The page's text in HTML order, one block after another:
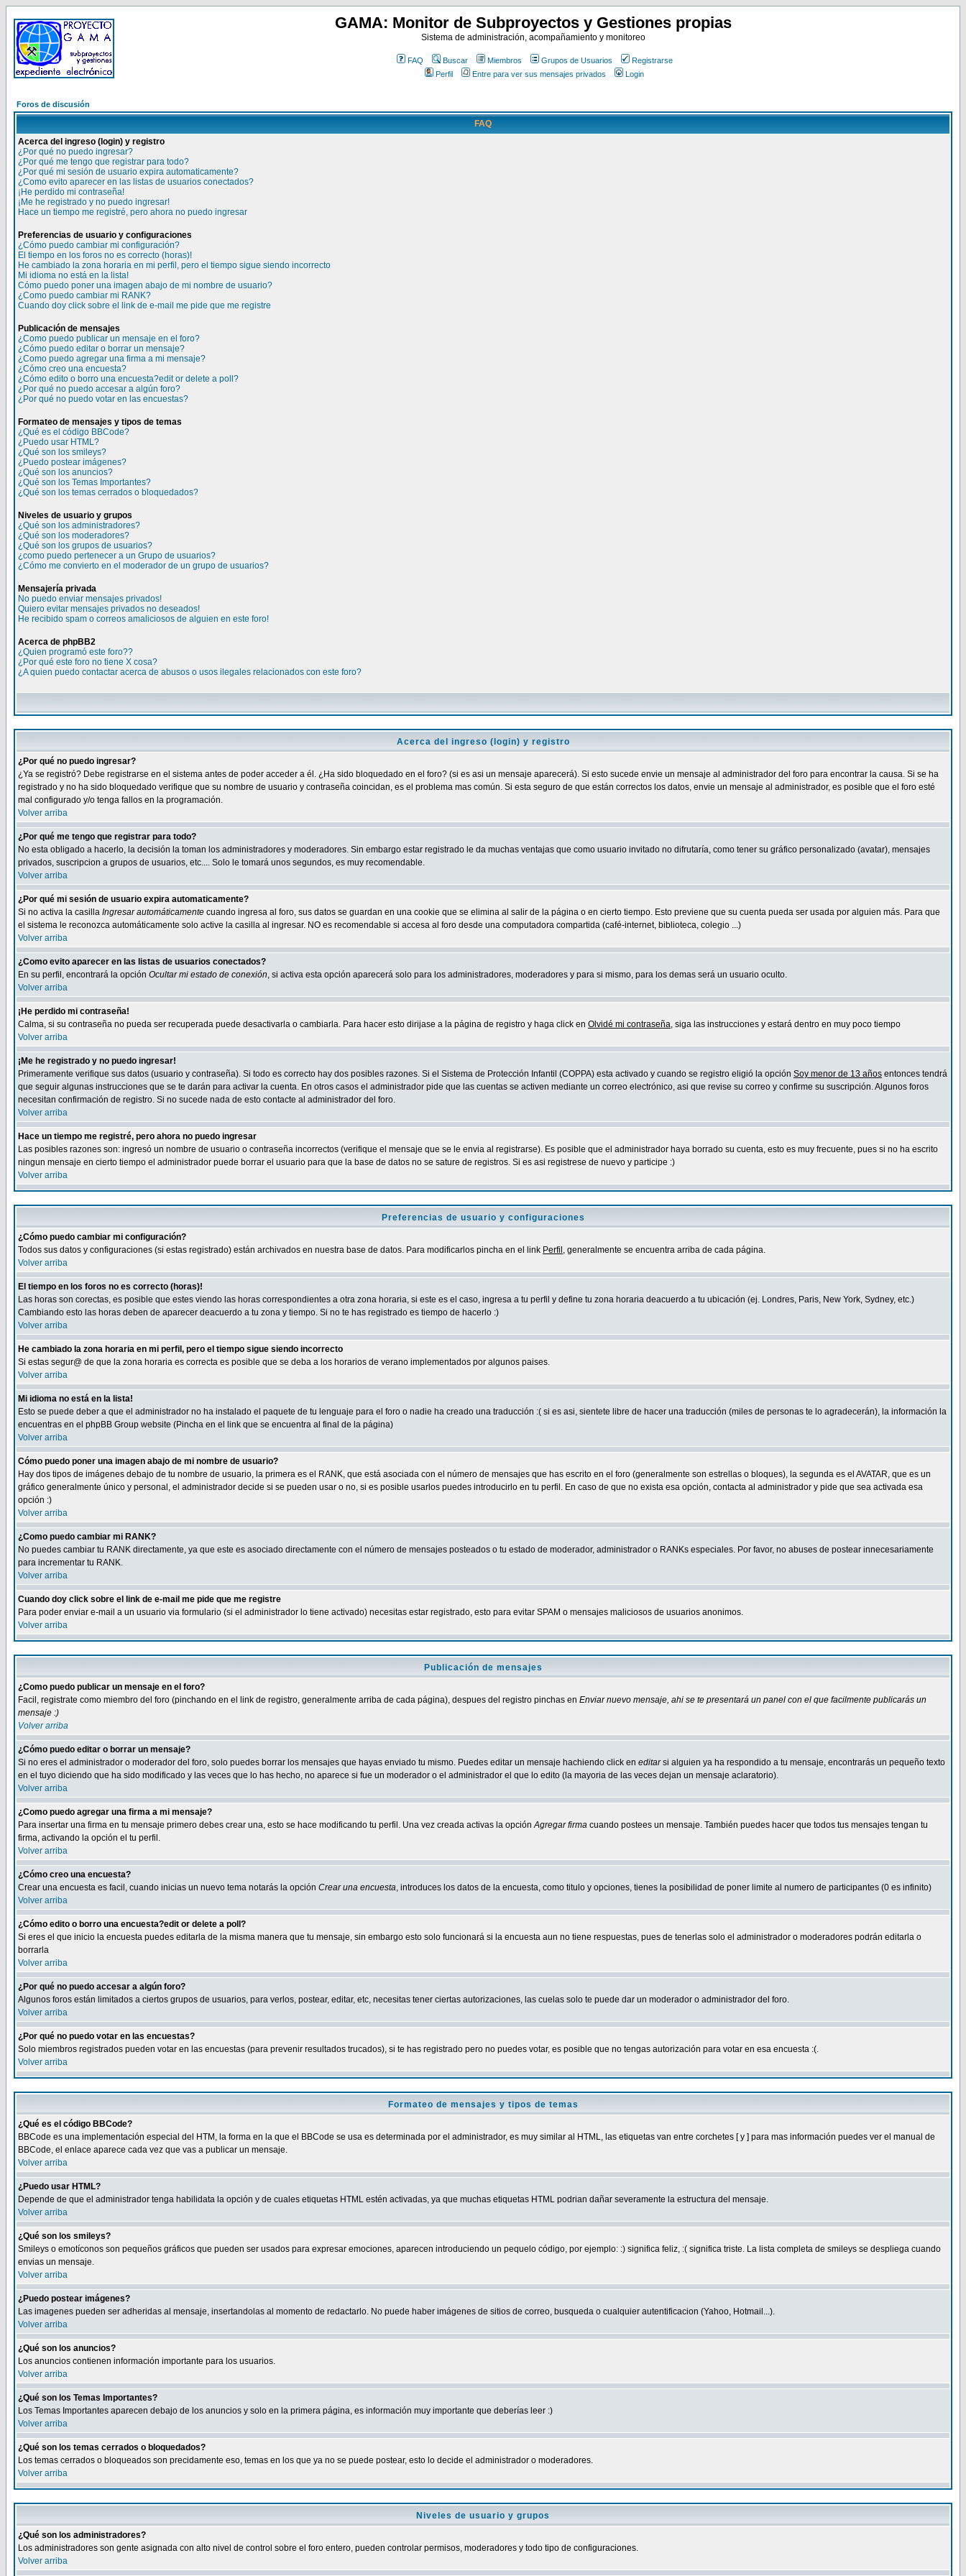
GAMA: Monitor de Subproyectos y Gestiones propias
Sistema de administración, acompañamiento y monitoreo
FAQ Buscar Miembros Grupos de Usuarios
Registrarse
Perfil
Entre para ver sus mensajes privados Login
Foros de discusión
FAQ
Acerca del ingreso (login) y registro
¿Por qué no puedo ingresar?
¿Por qué me tengo que registrar para todo?
¿Por qué mi sesión de usuario expira automaticamente?
¿Como evito aparecer en las listas de usuarios conectados?
¡He perdido mi contraseña!
¡Me he registrado y no puedo ingresar!
Hace un tiempo me registré, pero ahora no puedo ingresar
Preferencias de usuario y configuraciones
¿Cómo puedo cambiar mi configuración?
El tiempo en los foros no es correcto (horas)!
He cambiado la zona horaria en mi perfil, pero el tiempo sigue siendo incorrecto
Mi idioma no está en la lista!
Cómo puedo poner una imagen abajo de mi nombre de usuario?
¿Como puedo cambiar mi RANK?
Cuando doy click sobre el link de e-mail me pide que me registre
Publicación de mensajes
¿Como puedo publicar un mensaje en el foro?
¿Cómo puedo editar o borrar un mensaje?
¿Como puedo agregar una firma a mi mensaje?
¿Cómo creo una encuesta?
¿Cómo edito o borro una encuesta?edit or delete a poll?
¿Por qué no puedo accesar a algún foro?
¿Por qué no puedo votar en las encuestas?
Formateo de mensajes y tipos de temas
¿Qué es el código BBCode?
¿Puedo usar HTML?
¿Qué son los smileys?
¿Puedo postear imágenes?
¿Qué son los anuncios?
¿Qué son los Temas Importantes?
¿Qué son los temas cerrados o bloquedados?
Niveles de usuario y grupos
¿Qué son los administradores?
¿Qué son los moderadores?
¿Qué son los grupos de usuarios?
¿como puedo pertenecer a un Grupo de usuarios?
¿Cómo me convierto en el moderador de un grupo de usuarios?
Mensajería privada
No puedo enviar mensajes privados!
Quiero evitar mensajes privados no deseados!
He recibido spam o correos amaliciosos de alguien en este foro!
Acerca de phpBB2
¿Quien programó este foro??
¿Por qué este foro no tiene X cosa?
¿A quien puedo contactar acerca de abusos o usos ilegales relacionados con este foro?
Acerca del ingreso (login) y registro
¿Por qué no puedo ingresar?
¿Ya se registró? Debe registrarse en el sistema antes de poder acceder a él. ¿Ha sido bloquedado en el foro? (si es asi un mensaje aparecerá). Si esto sucede envie un mensaje al administrador del foro para encontrar la causa. Si se ha
registrado y no ha sido bloquedado verifique que su nombre de usuario y contraseña coincidan, es el problema mas común. Si esta seguro de que están correctos los datos, envie un mensaje al administrador, es posible que el foro esté
mal configurado y/o tenga fallos en la programación.
Volver arriba
¿Por qué me tengo que registrar para todo?
No esta obligado a hacerlo, la decisión la toman los administradores y moderadores. Sin embargo estar registrado le da muchas ventajas que como usuario invitado no difrutaría, como tener su gráfico personalizado (avatar), mensajes
privados, suscripcion a grupos de usuarios, etc.... Solo le tomará unos segundos, es muy recomendable.
Volver arriba
¿Por qué mi sesión de usuario expira automaticamente?
Si no activa la casilla Ingresar automáticamente cuando ingresa al foro, sus datos se guardan en una cookie que se elimina al salir de la página o en cierto tiempo. Esto previene que su cuenta pueda ser usada por alguien más. Para que
el sistema le reconozca automáticamente solo active la casilla al ingresar. NO es recomendable si accesa al foro desde una computadora compartida (café-internet, biblioteca, colegio ...)
Volver arriba
¿Como evito aparecer en las listas de usuarios conectados?
En su perfil, encontrará la opción Ocultar mi estado de conexión, si activa esta opción aparecerá solo para los administradores, moderadores y para si mismo, para los demas será un usuario oculto.
Volver arriba
¡He perdido mi contraseña!
Calma, si su contraseña no pueda ser recuperada puede desactivarla o cambiarla. Para hacer esto dirijase a la página de registro y haga click en Olvidé mi contraseña, siga las instrucciones y estará dentro en muy poco tiempo
Volver arriba
¡Me he registrado y no puedo ingresar!
Primeramente verifique sus datos (usuario y contraseña). Si todo es correcto hay dos posibles razones. Si el Sistema de Protección Infantil (COPPA) esta activado y cuando se registro eligió la opción Soy menor de 13 años entonces tendrá
que seguir algunas instrucciones que se te darán para activar la cuenta. En otros casos el administrador pide que las cuentas se activen mediante un correo electrónico, asi que revise su correo y confirme su suscripción. Algunos foros
necesitan confirmación de registro. Si no sucede nada de esto contacte al administrador del foro.
Volver arriba
Hace un tiempo me registré, pero ahora no puedo ingresar
Las posibles razones son: ingresó un nombre de usuario o contraseña incorrectos (verifique el mensaje que se le envia al registrarse). Es posible que el administrador haya borrado su cuenta, esto es muy frecuente, pues si no ha escrito
ningun mensaje en cierto tiempo el administrador puede borrar el usuario para que la base de datos no se sature de registros. Si es asi registrese de nuevo y participe :)
Volver arriba
Preferencias de usuario y configuraciones
¿Cómo puedo cambiar mi configuración?
Todos sus datos y configuraciones (si estas registrado) están archivados en nuestra base de datos. Para modificarlos pincha en el link Perfil , generalmente se encuentra arriba de cada página.
Volver arriba
El tiempo en los foros no es correcto (horas)!
Las horas son corectas, es posible que estes viendo las horas correspondientes a otra zona horaria, si este es el caso, ingresa a tu perfil y define tu zona horaria deacuerdo a tu ubicación (ej. Londres, Paris, New York, Sydney, etc.)
Cambiando esto las horas deben de aparecer deacuerdo a tu zona y tiempo. Si no te has registrado es tiempo de hacerlo :)
Volver arriba
He cambiado la zona horaria en mi perfil, pero el tiempo sigue siendo incorrecto
Si estas segur@ de que la zona horaria es correcta es posible que se deba a los horarios de verano implementados por algunos paises.
Volver arriba
Mi idioma no está en la lista!
Esto se puede deber a que el administrador no ha instalado el paquete de tu lenguaje para el foro o nadie ha creado una traducción :( si es asi, sientete libre de hacer una traducción (miles de personas te lo agradecerán), la información la
encuentras en el phpBB Group website (Pincha en el link que se encuentra al final de la página)
Volver arriba
Cómo puedo poner una imagen abajo de mi nombre de usuario?
Hay dos tipos de imágenes debajo de tu nombre de usuario, la primera es el RANK, que está asociada con el número de mensajes que has escrito en el foro (generalmente son estrellas o bloques), la segunda es el AVATAR, que es un
gráfico generalmente único y personal, el administrador decide si se pueden usar o no, si es posible usarlos puedes introducirlo en tu perfil. En caso de que no exista esa opción, contacta al administrador y pide que sea activada esa
opción :)
Volver arriba
¿Como puedo cambiar mi RANK?
No puedes cambiar tu RANK directamente, ya que este es asociado directamente con el número de mensajes posteados o tu estado de moderador, administrador o RANKs especiales. Por favor, no abuses de postear innecesariamente
para incrementar tu RANK.
Volver arriba
Cuando doy click sobre el link de e-mail me pide que me registre
Para poder enviar e-mail a un usuario via formulario (si el administrador lo tiene activado) necesitas estar registrado, esto para evitar SPAM o mensajes maliciosos de usuarios anonimos.
Volver arriba
Publicación de mensajes
¿Como puedo publicar un mensaje en el foro?
Facil, registrate como miembro del foro (pinchando en el link de registro, generalmente arriba de cada página), despues del registro pinchas en Enviar nuevo mensaje, ahi se te presentará un panel con el que facilmente publicarás un
mensaje :)
Volver arriba
¿Cómo puedo editar o borrar un mensaje?
Si no eres el administrador o moderador del foro, solo puedes borrar los mensajes que hayas enviado tu mismo. Puedes editar un mensaje hachiendo click en editarsi alguien ya ha respondido a tu mensaje, encontrarás un pequeño texto
en el tuyo diciendo que ha sido modificado y las veces que lo has hecho, no aparece si fue un moderador o el administrador el que lo edito (la mayoria de las veces dejan un mensaje aclaratorio).
Volver arriba
¿Como puedo agregar una firma a mi mensaje?
Para insertar una firma en tu mensaje primero debes crear una, esto se hace modificando tu perfil. Una vez creada activas la opciónAgregar firma cuando postees un mensaje. También puedes hacer que todos tus mensajes tengan tu
firma, activando la opción el tu perfil.
Volver arriba
¿Cómo creo una encuesta?
Crear una encuesta es facil, cuando inicias un nuevo tema notarás la opción Crear una encuesta, introduces los datos de la encuesta, como titulo y opciones, tienes la posibilidad de poner limite al numero de participantes (0 es infinito)
Volver arriba
¿Cómo edito o borro una encuesta?edit or delete a poll?
Si eres el que inicio la encuesta puedes editarla de la misma manera que tu mensaje, sin embargo esto solo funcionará si la encuesta aun no tiene respuestas, pues de tenerlas solo el administrador o moderadores podrán editarla o
borrarla
Volver arriba
¿Por qué no puedo accesar a algún foro?
Algunos foros están limitados a ciertos grupos de usuarios, para verlos, postear, editar, etc, necesitas tener ciertas autorizaciones, las cuelas solo te puede dar un moderador o administrador del foro.
Volver arriba
¿Por qué no puedo votar en las encuestas?
Solo miembros registrados pueden votar en las encuestas (para prevenir resultados trucados), si te has registrado pero no puedes votar, es posible que no tengas autorización para votar en esa encuesta :(.
Volver arriba
Formateo de mensajes y tipos de temas
¿Qué es el código BBCode?
BBCode es una implementación especial del HTM, la forma en la que el BBCode se usa es determinada por el administrador, es muy similar al HTML, las etiquetas van entre corchetes [ y ] para mas información puedes ver el manual de
BBCode, el enlace aparece cada vez que vas a publicar un mensaje.
Volver arriba
¿Puedo usar HTML?
Depende de que el administrador tenga habilidata la opción y de cuales etiquetas HTML estén activadas, ya que muchas etiquetas HTML podrian dañar severamente la estructura del mensaje.
Volver arriba
¿Qué son los smileys?
Smileys o emotíconos son pequeños gráficos que pueden ser usados para expresar emociones, aparecen introduciendo un pequelo código, por ejemplo: :) significa feliz, :( significa triste. La lista completa de smileys se despliega cuando
envias un mensaje.
Volver arriba
¿Puedo postear imágenes?
Las imagenes pueden ser adheridas al mensaje, insertandolas al momento de redactarlo. No puede haber imágenes de sitios de correo, busqueda o cualquier autentificacion (Yahoo, Hotmail...).
Volver arriba
¿Qué son los anuncios?
Los anuncios contienen información importante para los usuarios.
Volver arriba
¿Qué son los Temas Importantes?
Los Temas Importantes aparecen debajo de los anuncios y solo en la primera página, es información muy importante que deberías leer :)
Volver arriba
¿Qué son los temas cerrados o bloquedados?
Los temas cerrados o bloqueados son precidamente eso, temas en los que ya no se puede postear, esto lo decide el administrador o moderadores.
Volver arriba
Niveles de usuario y grupos
¿Qué son los administradores?
Los administradores son gente asignada con alto nivel de control sobre el foro entero, pueden controlar permisos, moderadores y todo tipo de configuraciones.
Volver arriba